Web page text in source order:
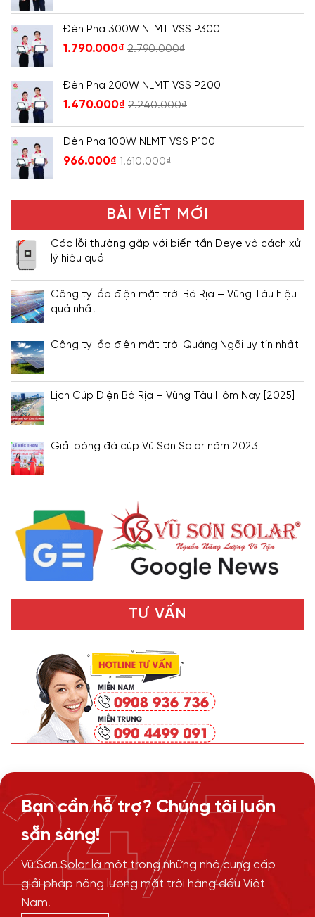
Đèn Pha 300W NLMT VSS P300
1.790.000₫ 2.790.000₫
Đèn Pha 200W NLMT VSS P200
1.470.000₫ 2.240.000₫
Đèn Pha 100W NLMT VSS P100
966.000₫ 1.610.000₫
BÀI VIẾT MỚI
Các lỗi thường gặp với biến tần Deye và cách xử
lý hiệu quả
Công ty lắp điện mặt trời Bà Rịa – Vũng Tàu hiệu
quả nhất
Công ty lắp điện mặt trời Quảng Ngãi uy tín nhất
Lịch Cúp Điện Bà Rịa – Vũng Tàu Hôm Nay [2025]
Giải bóng đá cúp Vũ Sơn Solar năm 2023
TƯ VẤN
Bạn cần hỗ trợ? Chúng tôi luôn
sẵn sàng!
Vũ Sơn Solar là một trong những nhà cung cấp
giải pháp năng lượng mặt trời hàng đầu Việt
Nam.
24/7